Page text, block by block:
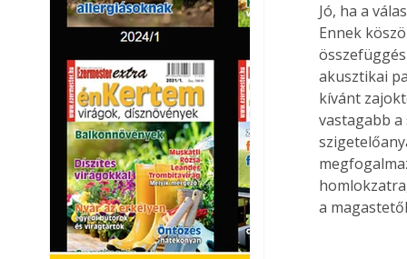
Jó, ha a
Ennek
akusztikai
kívánt
vastagabb a
a